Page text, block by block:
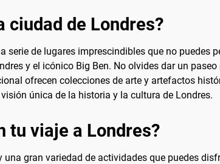
ciudad de Londres?
serie de lugares imprescindibles que no puedes
y el icónico Big Ben. No olvides dar un
ofrecen colecciones de arte y artefactos
única de la historia y la cultura de Londres.
tu viaje a Londres?
una gran variedad de actividades que puedes